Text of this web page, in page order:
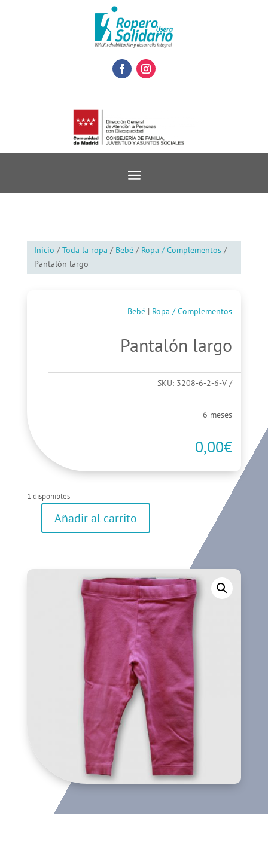
Inicio /Toda la ropa / Bebé/ Ropa / Complementos/
Pantalón largo
Bebé | Ropa / Complementos
Pantalón largo
SKU: 3208-6-2-6-V
6 meses
0,00€
1 disponibles
PantalónAñadir al carrito